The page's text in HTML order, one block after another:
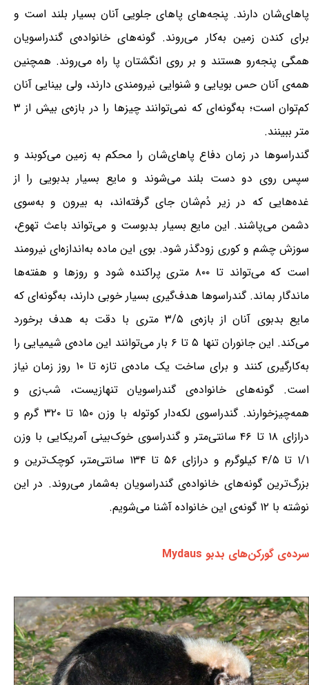
پاهای‌شان دارند. پنجه‌های پاهای جلویی آنان بسیار بلند است و
برای کندن زمین به‌کار می‌روند. گونه‌های خانواده‌ی گندراسویان
همگی پنجه‌رو هستند و بر روی انگشتان پا راه می‌روند. همچنین
همه‌ی آنان حس بویایی و شنوایی نیرومندی دارند، ولی بینایی آنان
کم‌توان است؛ به‌گونه‌ای که نمی‌توانند چیزها را در بازه‌ی بیش از ۳
متر ببینند.
گندراسوها در زمان دفاع پاهای‌شان را محکم به زمین می‌کوبند و
سپس روی دو دست بلند می‌شوند و مایع بسیار بدبویی را از
غده‌هایی که در زیر دُم‌شان جای گرفته‌اند، به بیرون و به‌سوی
دشمن می‌پاشند. این مایع بسیار بدبوست و می‌تواند باعث تهوع،
سوزش چشم و کوری زودگذر شود. بوی این ماده به‌اندازه‌ای نیرومند
است که می‌تواند تا ۸۰۰ متری پراکنده شود و روزها و هفته‌ها
ماندگار بماند. گندراسوها هدف‌گیری بسیار خوبی دارند، به‌گونه‌ای که
مایع بدبوی آنان از بازه‌ی ۳/۵ متری با دقت به هدف برخورد
می‌کند. این جانوران تنها ۵ تا ۶ بار می‌توانند این ماده‌ی شیمیایی را
به‌کارگیری کنند و برای ساخت یک ماده‌ی تازه تا ۱۰ روز زمان نیاز
است. گونه‌های خانواده‌ی گندراسویان تنهازیست، شب‌زی و
همه‌چیزخوارند. گندراسوی لکه‌دار کوتوله با وزن ۱۵۰ تا ۳۲۰ گرم و
درازای ۱۸ تا ۴۶ سانتی‌متر و گندراسوی خوک‌بینی آمریکایی با وزن
۱/۱ تا ۴/۵ کیلوگرم و درازای ۵۶ تا ۱۳۴ سانتی‌متر، کوچک‌ترین و
بزرگ‌ترین گونه‌های خانواده‌ی گندراسویان به‌شمار می‌روند. در این
نوشته با ۱۲ گونه‌ی این خانواده آشنا می‌شویم.
سرده‌ی گورکن‌های بدبو Mydaus